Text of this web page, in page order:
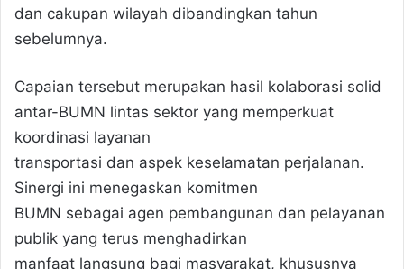
dan cakupan wilayah dibandingkan tahun
sebelumnya.
Capaian tersebut merupakan hasil kolaborasi solid
antar-BUMN lintas sektor yang memperkuat
koordinasi layanan
transportasi dan aspek keselamatan perjalanan.
Sinergi ini menegaskan komitmen
BUMN sebagai agen pembangunan dan pelayanan
publik yang terus menghadirkan
manfaat langsung bagi masyarakat, khususnya